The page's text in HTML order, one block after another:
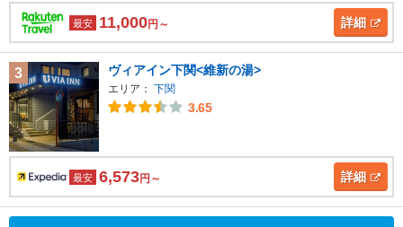
最安 11,000円～ 詳細
3 ヴィアイン下関<維新の湯>
エリア： 下関
3.65
最安 6,573円～ 詳細